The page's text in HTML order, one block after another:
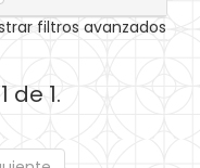
filtros avanzados
de 1.